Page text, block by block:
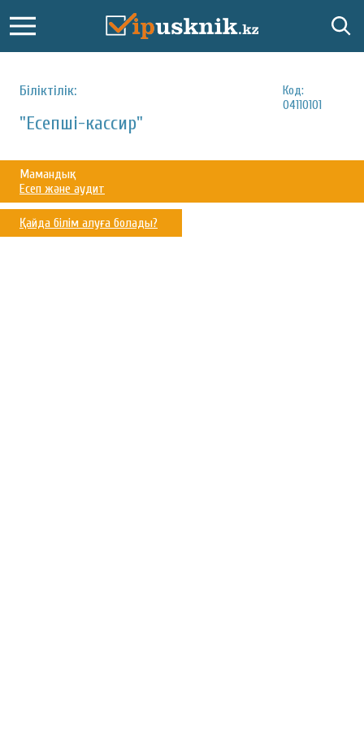
Біліктілік:
Код:
04110101
"Есепші-кассир"
Мамандық:
Есеп және аудит
Қайда білім алуға болады?